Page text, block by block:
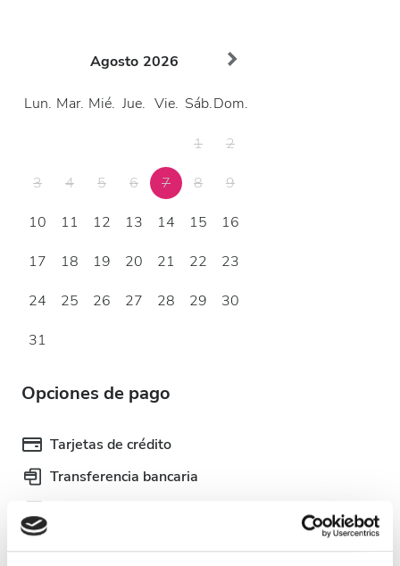
Agosto 2026
Lun. Mar. Mié. Jue. Vie. Sáb.Dom.
1
2
3
4 5 6 7 8
9
10
11 12 13 14 15
16
17
18 19 20 21 22
23
24
25 26 27 28 29
30
31
Opciones de pago
Tarjetas de crédito
Transferencia bancaria
Reseñas